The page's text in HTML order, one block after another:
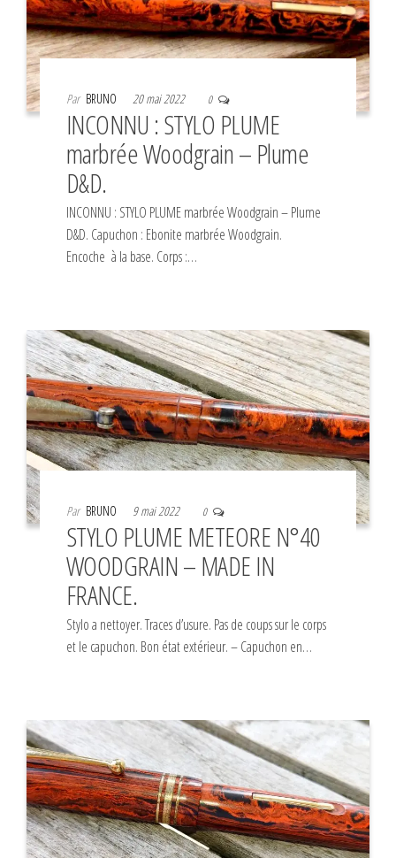
Par BRUNO 20 mai 2022 0
INCONNU : STYLO PLUME
marbrée Woodgrain – Plume
D&D.
INCONNU : STYLO PLUME marbrée Woodgrain – Plume
D&D. Capuchon : Ebonite marbrée Woodgrain.
Encoche à la base. Corps :…
Par BRUNO 9 mai 2022 0
STYLO PLUME METEORE N°40
WOODGRAIN – MADE IN
FRANCE.
Stylo a nettoyer. Traces d’usure. Pas de coups sur le corps
et le capuchon. Bon état extérieur. – Capuchon en…